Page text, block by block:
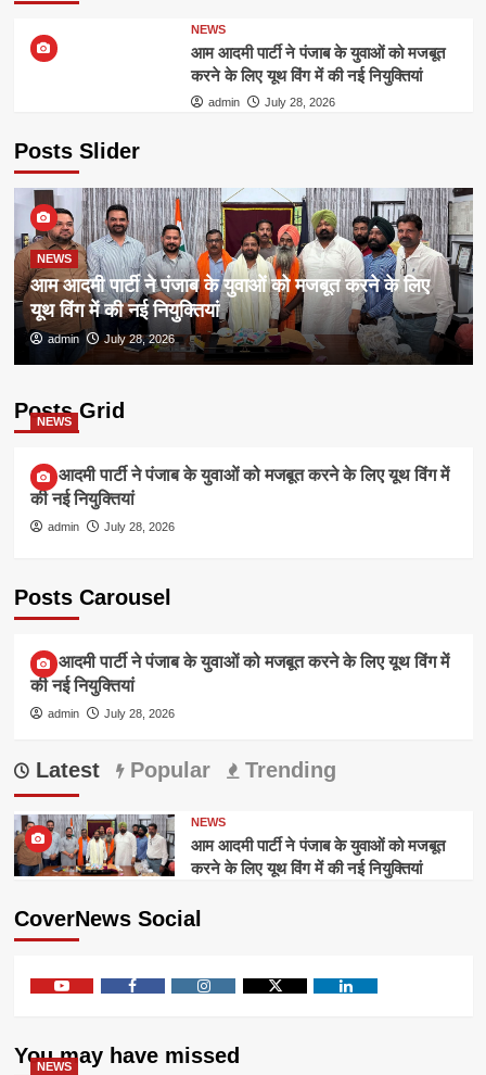
NEWS
आम आदमी पार्टी ने पंजाब के युवाओं को मजबूत
करने के लिए यूथ विंग में की नई नियुक्तियां
admin July 28, 2026
Posts Slider
NEWS
आम आदमी पार्टी ने पंजाब के युवाओं को मजबूत करने के लिए
यूथ विंग में की नई नियुक्तियां
admin July 28, 2026
Posts Grid
NEWS
आम आदमी पार्टी ने पंजाब के युवाओं को मजबूत करने के लिए यूथ विंग में
की नई नियुक्तियां
admin July 28, 2026
Posts Carousel
NEWS
आम आदमी पार्टी ने पंजाब के युवाओं को मजबूत करने के लिए यूथ विंग में
की नई नियुक्तियां
admin July 28, 2026
Latest Popular Trending
NEWS
आम आदमी पार्टी ने पंजाब के युवाओं को मजबूत
करने के लिए यूथ विंग में की नई नियुक्तियां
CoverNews Social
You may have missed
NEWS